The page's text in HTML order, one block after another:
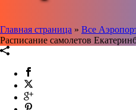
Главная страница » Все
Расписание самолетов